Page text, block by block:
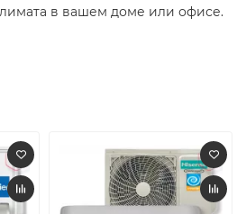
в вашем доме или офисе.